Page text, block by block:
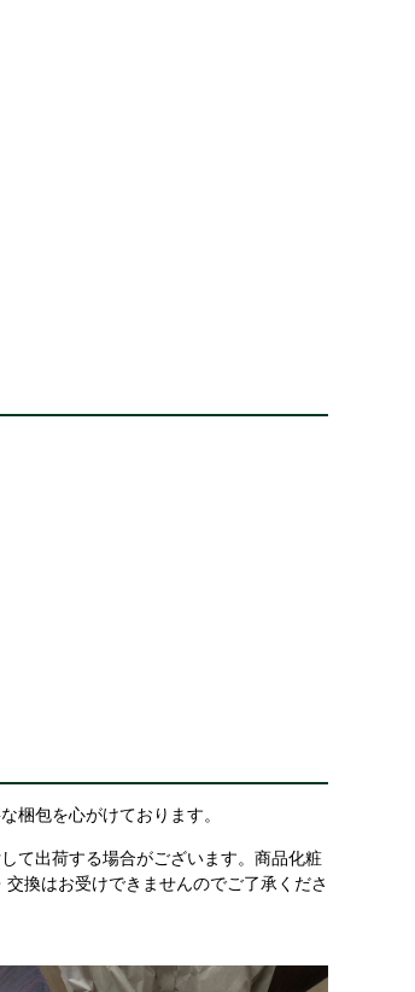
梱包を心がけております。
て出荷する場合がございます。商品化粧
換はお受けできませんのでご了承くださ